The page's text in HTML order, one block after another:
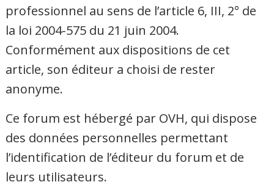
professionnel au sens de l’article 6, III, 2° de
la loi 2004-575 du 21 juin 2004.
Conformément aux dispositions de cet
article, son éditeur a choisi de rester
anonyme.
Ce forum est hébergé par OVH, qui dispose
des données personnelles permettant
l’identification de l’éditeur du forum et de
leurs utilisateurs.